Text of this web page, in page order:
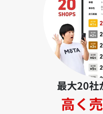
最大20社
高く